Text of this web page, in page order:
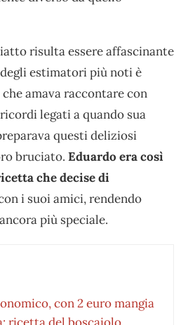
risulta essere affascinante
estimatori più noti è
che amava raccontare con
legati a quando sua
questi deliziosi
bruciato. Eduardo era così
che decise di
i suoi amici, rendendo
più speciale.
con 2 euro mangia
ricetta del boscaiolo